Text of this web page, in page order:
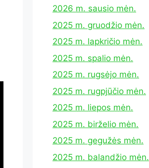
2026 m. sausio mėn.
2025 m. gruodžio mėn.
2025 m. lapkričio mėn.
2025 m. spalio mėn.
2025 m. rugsėjo mėn.
2025 m. rugpjūčio mėn.
2025 m. liepos mėn.
2025 m. birželio mėn.
2025 m. gegužės mėn.
2025 m. balandžio mėn.